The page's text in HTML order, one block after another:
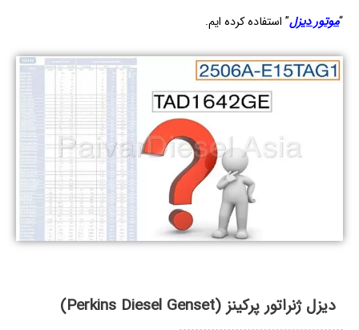
“موتور دیزل” استفاده کرده ­­ایم.
دیزل ژنراتور پرکینز (Perkins Diesel Genset)